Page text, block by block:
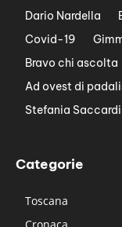
Dario Nardella
Covid-19
Bravo chi ascolta
Ad ovest di
Stefania Saccardi
Categorie
Toscana
Cronaca